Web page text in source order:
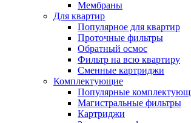
Мембраны
Для квартир
Популярное для квартир
Проточные фильтры
Обратный осмос
Фильтр на всю квартиру
Сменные картриджи
Комплектующие
Популярные
Магистральные фильтры
Картриджи